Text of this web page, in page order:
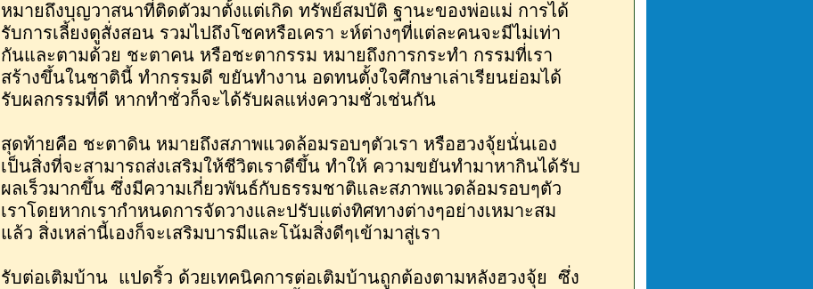
หมายถึงบุญวาสนาที่ติดตัวมาตั้งแต่เกิด ทรัพย์สมบัติ ฐานะของพ่อแม่ การได้
รับการเลี้ยงดูสั่งสอน รวมไปถึงโชคหรือเครา ะห์ต่างๆที่แต่ละคนจะมีไม่เท่า
กันและตามด้วย ชะตาคน หรือชะตากรรม หมายถึงการกระทำ กรรมที่เรา
สร้างขึ้นในชาตินี้ ทำกรรมดี ขยันทำงาน อดทนตั้งใจศึกษาเล่าเรียนย่อมได้
รับผลกรรมที่ดี หากทำชั่วก็จะได้รับผลแห่งความชั่วเช่นกัน
สุดท้ายคือ ชะตาดิน หมายถึงสภาพแวดล้อมรอบๆตัวเรา หรือฮวงจุ้ยนั่นเอง
เป็นสิ่งที่จะสามารถส่งเสริมให้ชีวิตเราดีขึ้น ทำให้ ความขยันทำมาหากินได้รับ
ผลเร็วมากขึ้น ซึ่งมีความเกี่ยวพันธ์กับธรรมชาติและสภาพแวดล้อมรอบๆตัว
เราโดยหากเรากำหนดการจัดวางและปรับแต่งทิศทางต่างๆอย่างเหมาะสม
แล้ว สิ่งเหล่านี้เองก็จะเสริมบารมีและโน้มสิ่งดีๆเข้ามาสู่เรา
รับต่อเติมบ้าน แปดริ้ว ด้วยเทคนิคการต่อเติมบ้านถูกต้องตามหลังฮวงจุ้ย ซึ่ง